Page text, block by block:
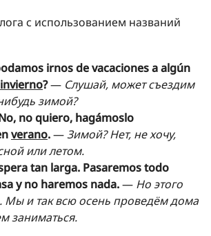
с использованием названий
irnos de vacaciones a algún
invierno?— Слушай, может съездим
зимой?
no quiero, hagámoslo
verano.—Зимой? Нет, не хочу,
или летом.
tan larga. Pasaremos todo
y no haremos nada.— Но этого
Мы и так всю осень проведём дома
заниматься.